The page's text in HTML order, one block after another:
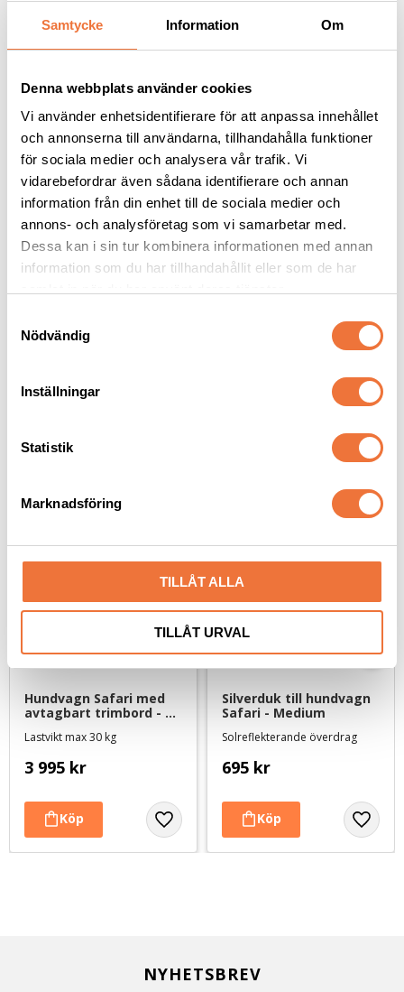
Samtycke Information Om
Denna webbplats använder cookies
Vi använder enhetsidentifierare för att anpassa innehållet
och annonserna till användarna, tillhandahålla funktioner
för sociala medier och analysera vår trafik. Vi
vidarebefordrar även sådana identifierare och annan
information från din enhet till de sociala medier och
annons- och analysföretag som vi samarbetar med.
Dessa kan i sin tur kombinera informationen med annan
information som du har tillhandahållit eller som de har
Nödvändig
Inställningar
Statistik
Marknadsföring
TILLÅT ALLA
TILLÅT URVAL
Trixie Tandkräm för
39kr
Andis Karda, roterande
Hundvagn Safari med
avtagbart trimbord -
Lastvikt max 30 kg
3 995 kr
NYHET
Silverduk till hundvagn
Safari - Medium
Solreflekterande överdrag
695 kr
NYHETSBREV